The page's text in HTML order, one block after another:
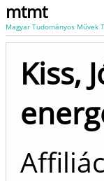
mtmt
Magyar Tudományos Művek
Kiss,